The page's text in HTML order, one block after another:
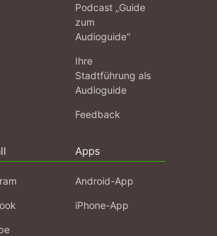
Podcast „Guide
zum
Audioguide“
Ihre
Stadtführung als
Audioguide
Feedback
Apps
Android-App
iPhone-App